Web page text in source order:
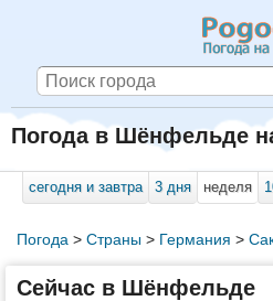
Погода в Шёнфельде
сегодня и завтра 3 дня неделя
Погода > Страны> Германия >
Сейчас в Шёнфельде